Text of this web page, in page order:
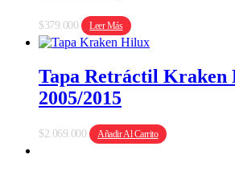
$379.000 Leer Más
Tapa Retráctil Kraken
2005/2015
$2.069.000 Añadir Al Carrito